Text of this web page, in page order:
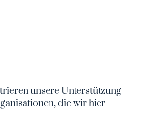
unsere Unterstützung
die wir hier